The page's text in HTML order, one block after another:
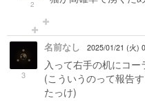
2
3
名前なし 2025/01/21 (火)
入って右手の机にコ
(こういうのって報告
たっけ)